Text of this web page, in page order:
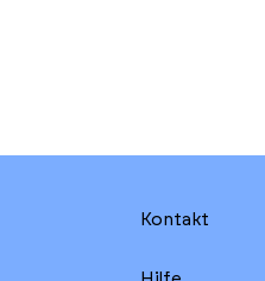
Kontakt